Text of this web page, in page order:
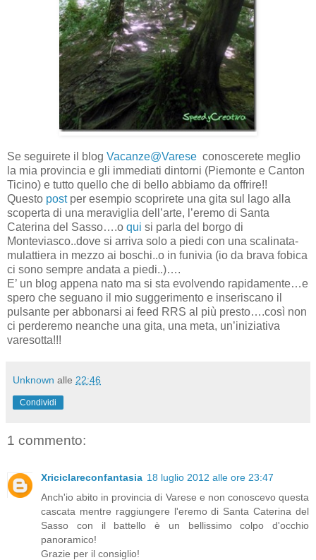
Se seguirete il blog Vacanze@Varese conoscerete meglio
la mia provincia e gli immediati dintorni (Piemonte e Canton
Ticino) e tutto quello che di bello abbiamo da offrire!!
Questo postper esempio scoprirete una gita sul lago alla
scoperta di una meraviglia dell’arte, l’eremo di Santa
Caterina del Sasso….o qui si parla del borgo di
Monteviasco..dove si arriva solo a piedi con una scalinata-
mulattiera in mezzo ai boschi..o in funivia (io da brava fobica
ci sono sempre andata a piedi..)….
E’ un blog appena nato ma si sta evolvendo rapidamente…e
spero che seguano il mio suggerimento e inseriscano il
pulsante per abbonarsi ai feed RRS al più presto….così non
ci perderemo neanche una gita, una meta, un’iniziativa
varesotta!!!
Unknown alle 22:46
Condividi
1 commento:
Xriciclareconfantasia 18 luglio 2012 alle ore 23:47
Anch'io abito in provincia di Varese e non conoscevo questa
cascata mentre raggiungere l'eremo di Santa Caterina del
Sasso con il battello è un bellissimo colpo d'occhio
panoramico!
Grazie per il consiglio!